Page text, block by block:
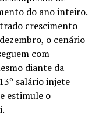
do ano inteiro.
crescimento
o cenário
com
diante da
salário injete
estimule o